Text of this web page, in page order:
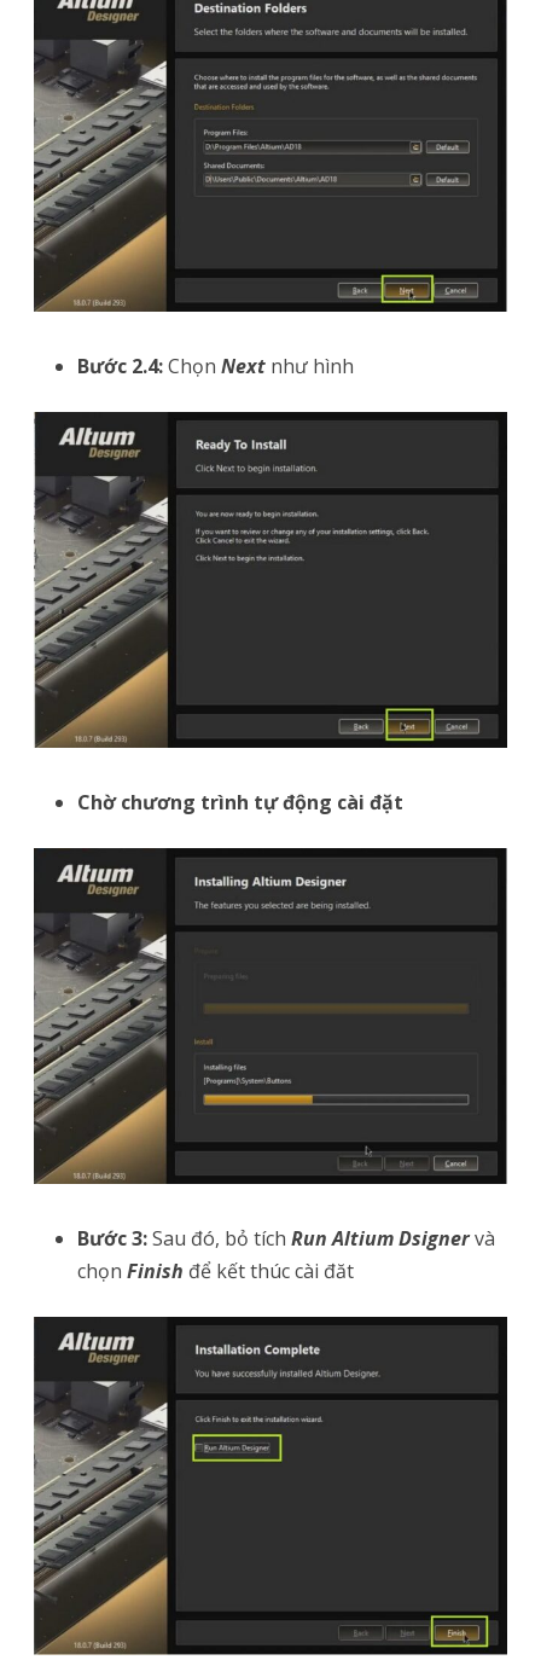
Bước 2.4:Chọn Next như hình
Chờ chương trình tự động cài đặt
Bước 3:Sau đó, bỏ tích Run Altium Dsignervà
chọn Finish để kết thúc cài đăt